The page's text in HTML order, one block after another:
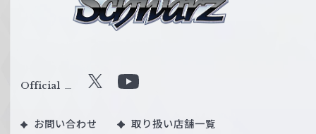
ル
Official X
u
お問い合わせ 取り扱い店舗一覧